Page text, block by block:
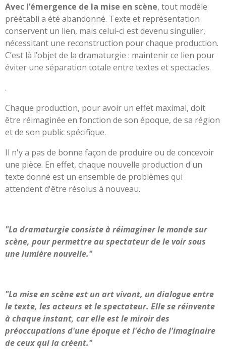
Avec l’émergence de la mise en scène, tout modèle
préétabli a été abandonné. Texte et représentation
conservent un lien, mais celui-ci est devenu singulier,
nécessitant une reconstruction pour chaque production.
C’est là l’objet de la dramaturgie : maintenir ce lien pour
éviter une séparation totale entre textes et spectacles.
.
Chaque production, pour avoir un effet maximal, doit
être réimaginée en fonction de son époque, de sa région
et de son public spécifique.
Il n'y a pas de bonne façon de produire ou de concevoir
une pièce. En effet, chaque nouvelle production d'un
texte donné est un ensemble de problèmes qui
attendent d'être résolus à nouveau.
"La dramaturgie consiste à réimaginer le monde sur
scène, pour permettre au spectateur de le voir sous
une lumière nouvelle."
"La mise en scène est un art vivant, un dialogue entre
le texte, les acteurs et le spectateur. Elle se réinvente
à chaque instant, car elle est le miroir des
préoccupations d'une époque et l'écho de l'imaginaire
de ceux qui la créent."